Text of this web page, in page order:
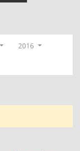
2016